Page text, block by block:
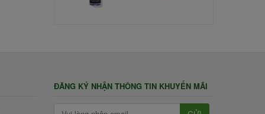
ĐĂNG KÝ NHẬN THÔNG TIN KHUYẾN MÃI